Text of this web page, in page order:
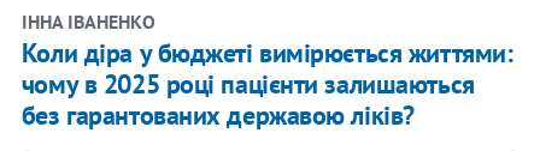
ІННА ІВАНЕНКО
Коли діра у бюджеті вимірюється життями:
чому в 2025 році пацієнти залишаються
без гарантованих державою ліків?